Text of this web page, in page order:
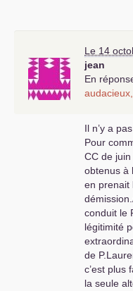
Le 14
jean
En
Il n’y a
Pour
CC de
obtenus à
en prenait
conduit le
légitimité
de
c’est plus
la seule